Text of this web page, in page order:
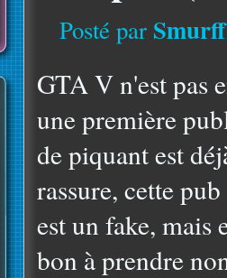
Posté par Smurff
GTA V n'est pas
une première
de piquant est
rassure, cette
est un fake, mais
bon à prendre